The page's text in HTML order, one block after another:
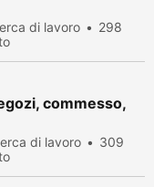
di lavoro
298
commesso,
di lavoro
309